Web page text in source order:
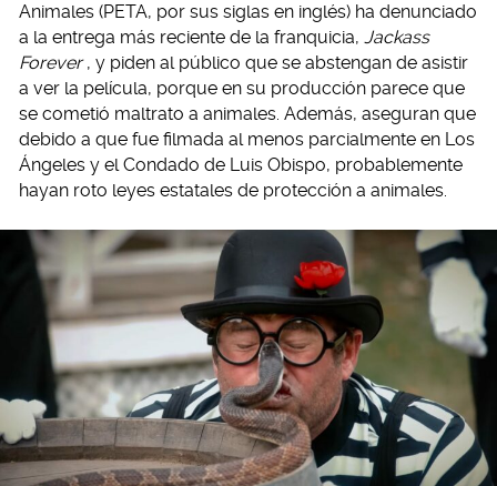
Animales (PETA, por sus siglas en inglés) ha denunciado
a la entrega más reciente de la franquicia, Jackass
Forever , y piden al público que se abstengan de asistir
a ver la película, porque en su producción parece que
se cometió maltrato a animales. Además, aseguran que
debido a que fue filmada al menos parcialmente en Los
Ángeles y el Condado de Luis Obispo, probablemente
hayan roto leyes estatales de protección a animales.